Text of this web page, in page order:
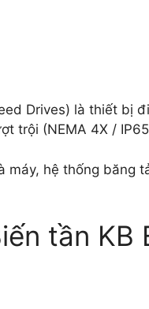
Drives) là thiết bị
trội (NEMA 4X /
hệ thống băng
tần KB